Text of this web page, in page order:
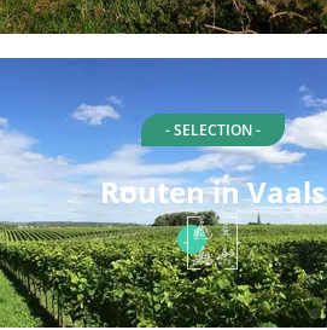
- SELECTION -
Routen in Vaals